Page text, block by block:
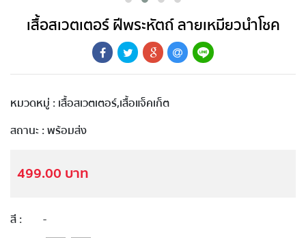
เสื้อสเวตเตอร์ ฝีพระหัตถ์ ลายเหมียวนำโชค
หมวดหมู่ : เสื้อสเวตเตอร์,เสื้อแจ็คเก็ต
สถานะ : พร้อมส่ง
499.00 บาท
สี : -